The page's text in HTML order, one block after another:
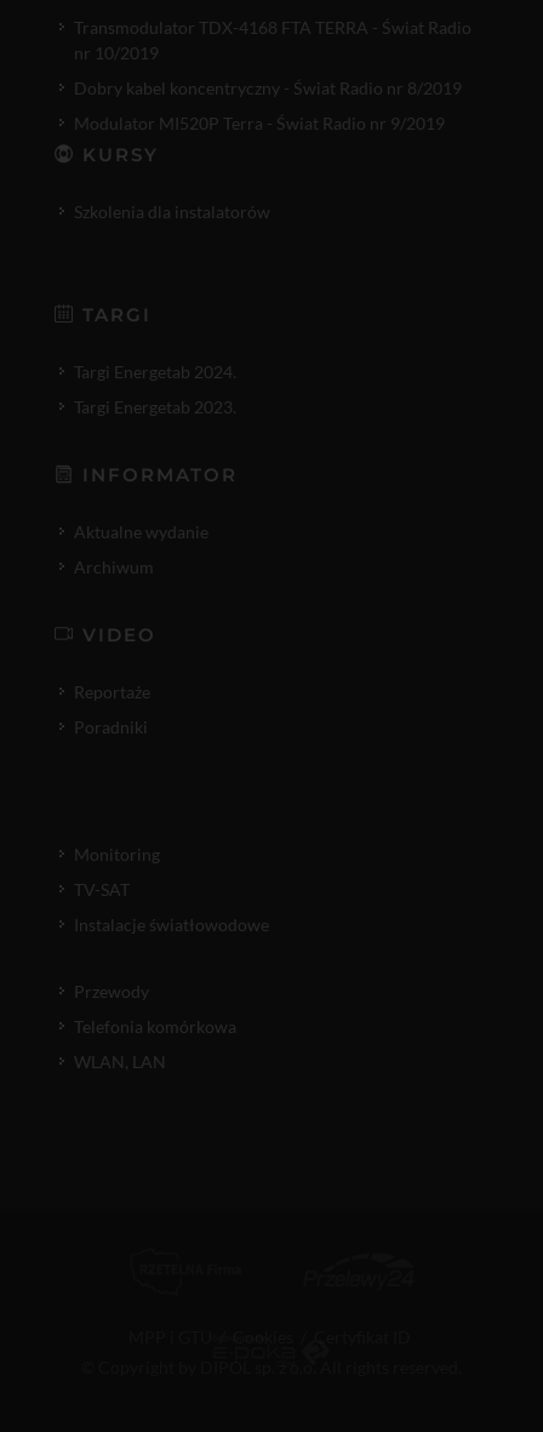
Transmodulator TDX-4168 FTA TERRA - Świat Radio
nr 10/2019
Dobry kabel koncentryczny - Świat Radio nr 8/2019
Modulator MI520P Terra - Świat Radio nr 9/2019
KURSY
Szkolenia dla instalatorów
TARGI
Targi Energetab 2024.
Targi Energetab 2023.
INFORMATOR
Aktualne wydanie
Archiwum
VIDEO
Reportaże
Poradniki
Monitoring
TV-SAT
Instalacje światłowodowe
Przewody
Telefonia komórkowa
WLAN, LAN